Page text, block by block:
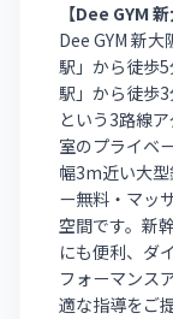
【Dee GYM
Dee GYM 新
駅」から徒歩
駅」から徒歩
という3路線
室のプライベ
幅3m近い大
ー無料・マッ
空間です。新
にも便利、ダ
フォーマンス
適な指導をご